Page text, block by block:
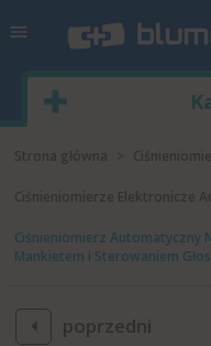
Ciśnieniomierz Automatyczny
Mankietem i Sterowaniem
poprzedni